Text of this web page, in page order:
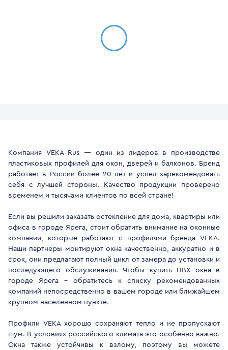
Компания VEKA Rus — один из лидеров в производстве
пластиковых профилей для окон, дверей и балконов. Бренд
работает в России более 20 лет и успел зарекомендовать
себя с лучшей стороны. Качество продукции проверено
временем и тысячами клиентов по всей стране!
Если вы решили заказать остекление для дома, квартиры или
офиса в городе Ярега, стоит обратить внимание на оконные
компании, которые работают с профилями бренда VEKA.
Наши партнёры монтируют окна качественно, аккуратно и в
срок, они предлагают полный цикл от замера до установки и
последующего обслуживания. Чтобы купить ПВХ окна в
городе Ярега - обратитесь к списку рекомендованных
компаний непосредственно в вашем городе или ближайшем
крупном населенном пункте.
Профили VEKA хорошо сохраняют тепло и не пропускают
шум. В условиях российского климата это особенно важно.
Окна также устойчивы к взлому, поэтому вы можете